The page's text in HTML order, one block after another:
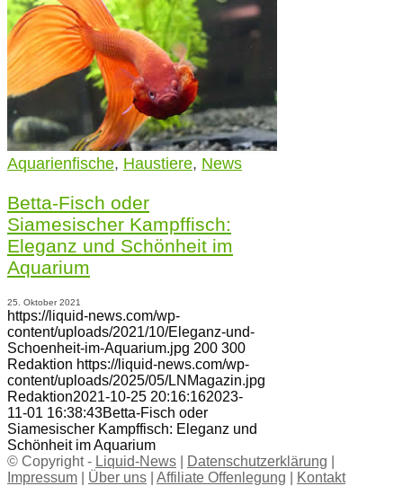
Aquarienfische, Haustiere, News
Betta-Fisch oder
Siamesischer Kampffisch:
Eleganz und Schönheit im
Aquarium
25. Oktober 2021
https://liquid-news.com/wp-
content/uploads/2021/10/Eleganz-und-
Schoenheit-im-Aquarium.jpg 200 300
Redaktion https://liquid-news.com/wp-
content/uploads/2025/05/LNMagazin.jpg
Redaktion2021-10-25 20:16:162023-
11-01 16:38:43Betta-Fisch oder
Siamesischer Kampffisch: Eleganz und
Schönheit im Aquarium
© Copyright - Liquid-News Datenschutzerklärung
Impressum
Über uns Affiliate Offenlegung
Kontakt